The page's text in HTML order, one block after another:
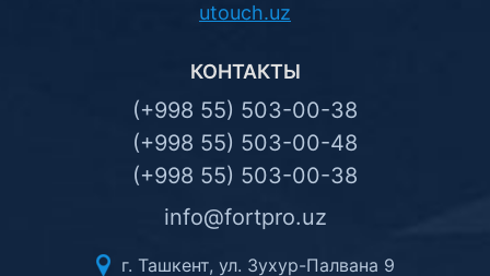
utouch.uz
КОНТАКТЫ
(+998 55) 503-00-38
(+998 55) 503-00-48
(+998 55) 503-00-38
info@fortpro.uz
г. Ташкент, ул. Зухур-Палвана 9